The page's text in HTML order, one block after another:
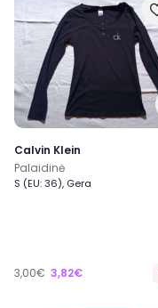
Calvin Klein
Palaidinė
S (EU: 36), Gera
3,00€ 3,82€